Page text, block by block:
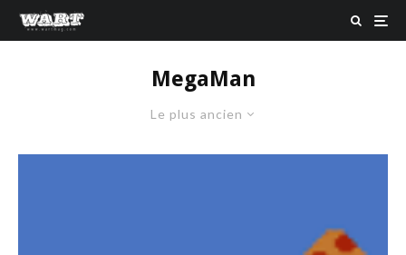
MegaMan
Le plus ancien